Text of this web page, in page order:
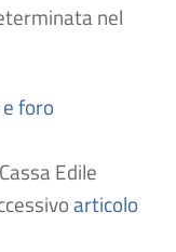
nel
foro
Edile
articolo